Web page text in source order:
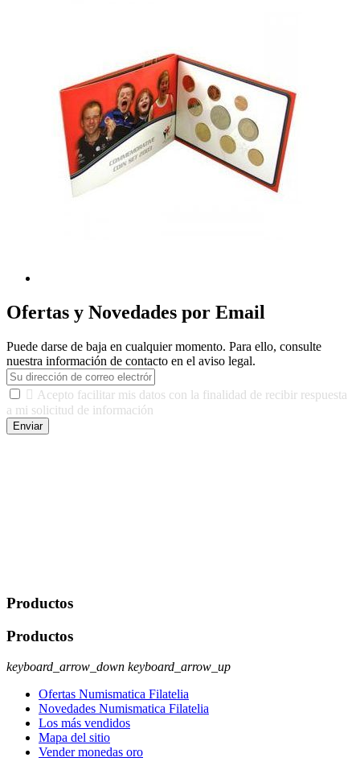
Ofertas y Novedades por Email
Puede darse de baja en cualquier momento. Para ello, consulte
nuestra información de contacto en el aviso legal.
 Acepto facilitar mis datos con la finalidad de recibir respuesta
a mi solicitud de información
Enviar
Productos
Productos
keyboard_arrow_down keyboard_arrow_up
Ofertas Numismatica Filatelia
Novedades Numismatica Filatelia
Los más vendidos
Mapa del sitio
Vender monedas oro